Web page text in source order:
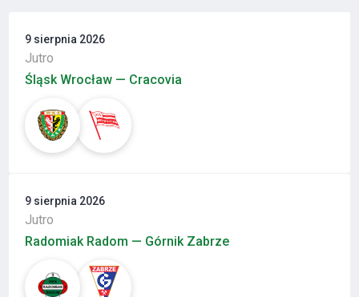
9 sierpnia 2026
Jutro
Śląsk Wrocław — Cracovia
9 sierpnia 2026
Jutro
Radomiak Radom — Górnik Zabrze